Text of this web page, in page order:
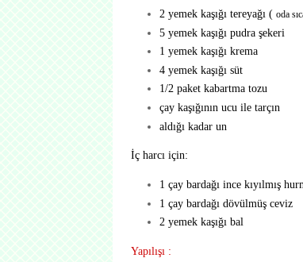
2 yemek kaşığı tereyağı ( oda
5 yemek kaşığı pudra şekeri
1 yemek kaşığı krema
4 yemek kaşığı süt
1/2 paket kabartma tozu
çay kaşığının ucu ile tarçın
aldığı kadar un
İç harcı için:
1 çay bardağı ince kıyılmış
1 çay bardağı dövülmüş ceviz
2 yemek kaşığı bal
Yapılışı :